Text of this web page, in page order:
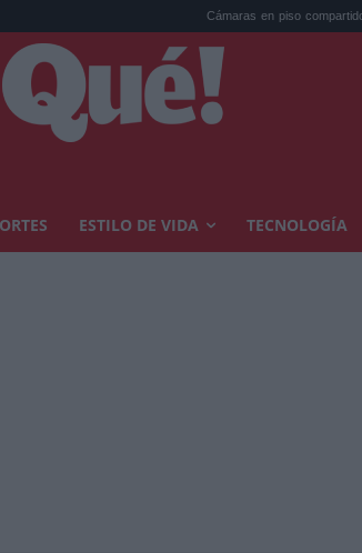
Cámaras en piso compartido: la AEPD
ESTILO DE VIDA TECNOLOGÍA